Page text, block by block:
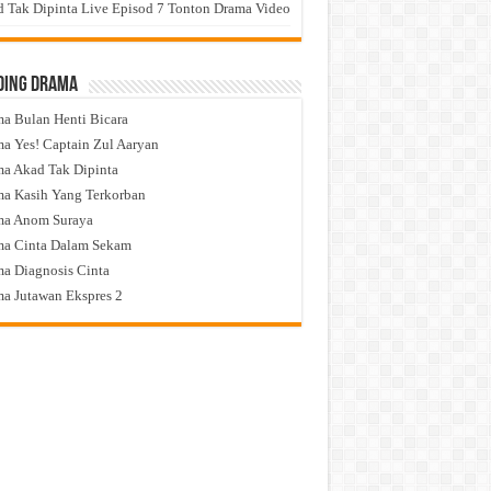
Tak Dipinta Live Episod 7 Tonton Drama Video
Drama
Bulan Henti Bicara
Yes! Captain Zul Aaryan
Akad Tak Dipinta
Kasih Yang Terkorban
Anom Suraya
Cinta Dalam Sekam
Diagnosis Cinta
Jutawan Ekspres 2